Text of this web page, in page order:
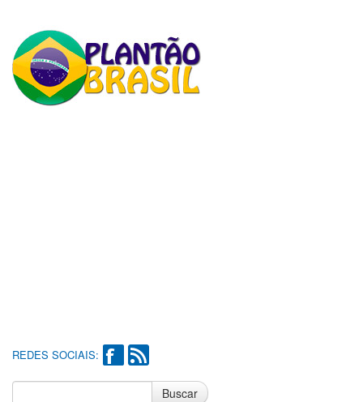
REDES SOCIAIS:
Buscar